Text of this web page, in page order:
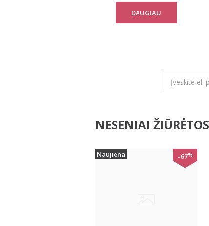
DAUGIAU
NESENIAI ŽIŪRĖTOS
Naujiena -67%